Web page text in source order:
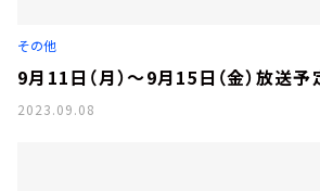
その他
9月11日（月）～9月15日（金）放送予
2023.09.08